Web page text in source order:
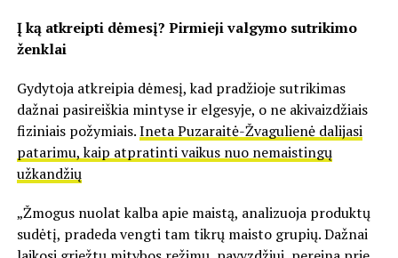
Į ką atkreipti dėmesį? Pirmieji valgymo sutrikimo
ženklai
Gydytoja atkreipia dėmesį, kad pradžioje sutrikimas
dažnai pasireiškia mintyse ir elgesyje, o ne akivaizdžiais
fiziniais požymiais.Ineta Puzaraitė-Žvagulienė dalijasi
patarimu, kaip atpratinti vaikus nuo nemaistingų
užkandžių
„Žmogus nuolat kalba apie maistą, analizuoja produktų
sudėtį, pradeda vengti tam tikrų maisto grupių. Dažnai